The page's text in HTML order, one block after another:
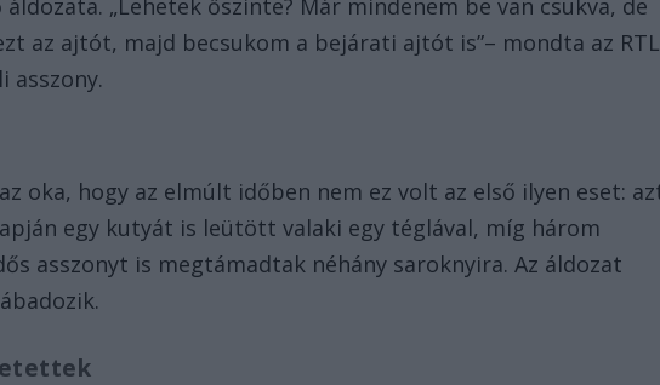
„Lehetek őszinte? Már mindenem be van csukva, de
az ajtót, majd becsukom a bejárati ajtót is”– mondta az RTL
asszony.
oka, hogy az elmúlt időben nem ez volt az első ilyen eset:
egy kutyát is leütött valaki egy téglával, míg három
asszonyt is megtámadtak néhány saroknyira. Az áldozat